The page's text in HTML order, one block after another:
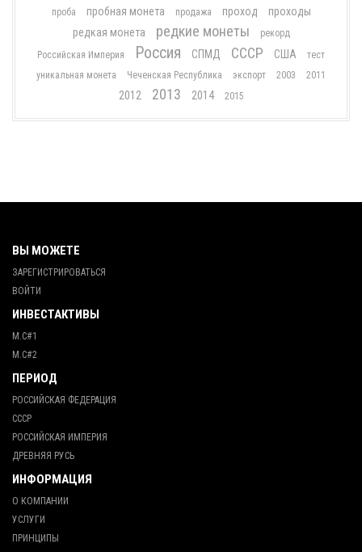
проба пробная монета продажа проход
проходы
редкая монета
редкие монеты
рекорд
Российская Империя
Россия СПМД СССР США
тест
уникальная монета
Чеченская Республика экспорт 2003 2011
2012 2013 2014 2015
ВЫ МОЖЕТЕ
ЗАРЕГИСТРИРОВАТЬСЯ
ВОЙТИ
ИНВЕСТАКТИВЫ
М.С#1
М.С#2
ПЕРИОД
РОССИЙСКАЯ ФЕДЕРАЦИЯ
СССР
РОССИЙСКАЯ ИМПЕРИЯ
ДРЕВНЯЯ РУСЬ
ИНФОРМАЦИЯ
О КОМПАНИИ
УСЛУГИ
ПРИНЦИПЫ